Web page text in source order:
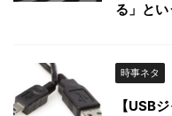
る」と
時事ネタ
【USB